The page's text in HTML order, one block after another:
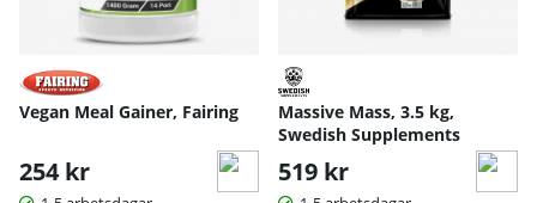
Vegan Meal Gainer, Fairing
254 kr
Massive Mass, 3.5 kg,
Swedish Supplements
519 kr